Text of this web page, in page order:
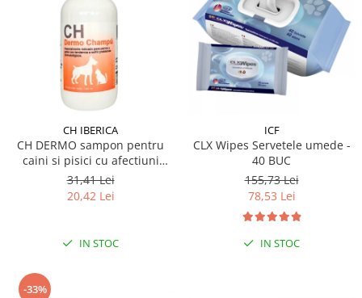
CH IBERICA
CH DERMO sampon pentru
caini si pisici cu afectiuni
dermatologice 250 ml
31,41 Lei
20,42 Lei
IN STOC
ICF
CLX Wipes Servetele umede -
40 BUC
155,73 Lei
78,53 Lei
IN STOC
-33%